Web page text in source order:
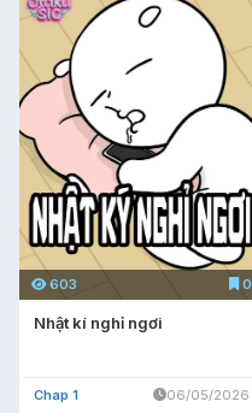
603 0
Nhật kí nghỉ ngơi
Chap 1 06/05/2026